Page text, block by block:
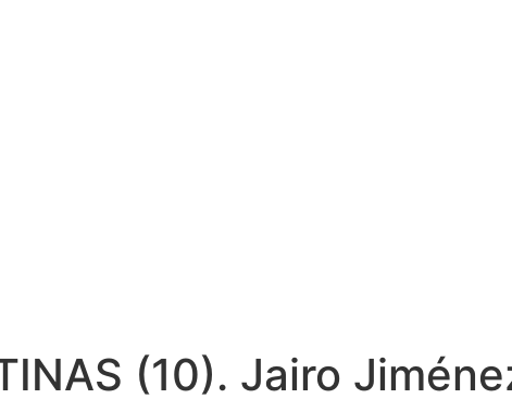
(10). Jairo